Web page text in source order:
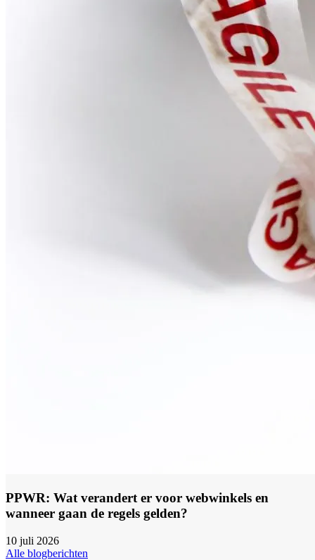
PPWR: Wat verandert er voor webwinkels en
wanneer gaan de regels gelden?
10 juli 2026
Alle blogberichten